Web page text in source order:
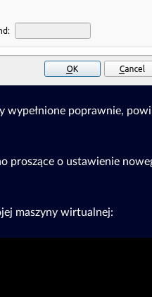
wypełnione poprawnie,
proszące o ustawienie
maszyny wirtualnej: